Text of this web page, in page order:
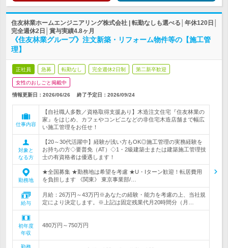
住友林業ホームエンジニアリング株式会社 | 転勤なしも選べる│年休120日│
完全週休2日│賞与実績4.8ヶ月
《住友林業グループ》注文新築・リフォーム物件等の【施工管
理】
正社員 急募 転勤なし 完全週休2日制 第二新卒歓迎
女性のおしごと掲載中
情報更新日：2026/06/26 終了予定日： 2026/09/24
仕事内容
【自社職人多数／資格取得支援あり】木造注文住宅『住友林業の
家』をはじめ、カフェやコンビニなどの非住宅木造店舗まで幅広
い施工管理をお任せ！
対象と
なる方
【20～30代活躍中】経験が浅い方もOK◎施工管理の実務経験を
お持ちの方◇要普免（AT）◇1・2級建築士または建築施工管理技
士の有資格者は優遇します！
勤務地
★全国募集 ★勤務地は希望を考慮 ★U・Iターン歓迎！転居費用
を負担します 《関東》 東京事業部/…
給与
月給：26万円～43万円※あなたの経験・能力を考慮の上、当社規
定により決定します。※上記は固定残業代月20時間分（月…
初年度
年収
480万円～750万円
勤務